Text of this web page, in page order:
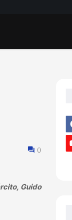
0
Guido